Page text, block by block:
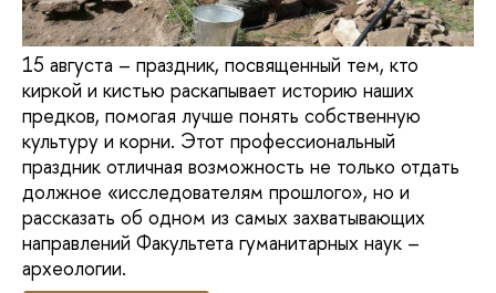
15 августа – праздник, посвященный тем, кто
киркой и кистью раскапывает историю наших
предков, помогая лучше понять собственную
культуру и корни. Этот профессиональный
праздник отличная возможность не только отдать
должное «исследователям прошлого», но и
рассказать об одном из самых захватывающих
направлений Факультета гуманитарных наук –
археологии.